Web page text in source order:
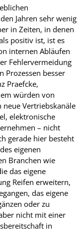
Jahren sehr wenig
in Zeiten, in denen
positiv ist, ist es
internen Abläufen
Fehlervermeidung
Prozessen besser
Praefcke,
würden von
Vertriebskanäle
elektronische
– nicht
gerade hier besteht
eigenen
Branchen wie
das eigene
Reifen erweitern,
das eigene
oder zu
nicht mit einer
in